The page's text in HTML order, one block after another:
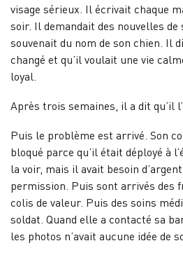
visage sérieux. Il écrivait chaque
soir. Il demandait des nouvelles
souvenait du nom de son chien. Il
changé et qu’il voulait une vie
loyal.
Après trois semaines, il a dit qu’il
Puis le problème est arrivé. Son
bloqué parce qu’il était déployé à
la voir, mais il avait besoin
permission. Puis sont arrivés des
colis de valeur. Puis des soins
soldat. Quand elle a contacté sa
les photos n’avait aucune idée de